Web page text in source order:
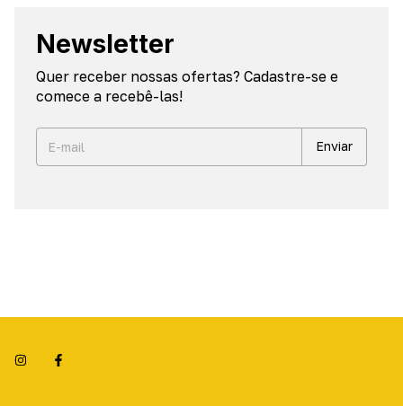
Newsletter
Quer receber nossas ofertas? Cadastre-se e
comece a recebê-las!